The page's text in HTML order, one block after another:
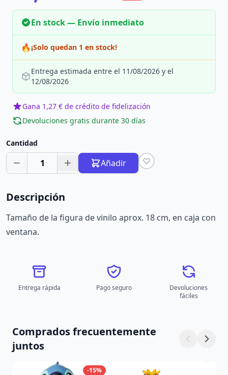
En stock — Envío inmediato
🔥¡Solo quedan 1 en stock!
Entrega estimada entre el 11/08/2026 y el
12/08/2026
Gana 1,27 € de crédito de fidelización
Devoluciones gratis durante 30 días
Cantidad
1 Añadir
Descripción
Tamaño de la figura de vinilo aprox. 18 cm, en caja con
ventana.
Entrega rápida Pago seguro
Devoluciones
fáciles
Comprados frecuentemente
juntos
-15%